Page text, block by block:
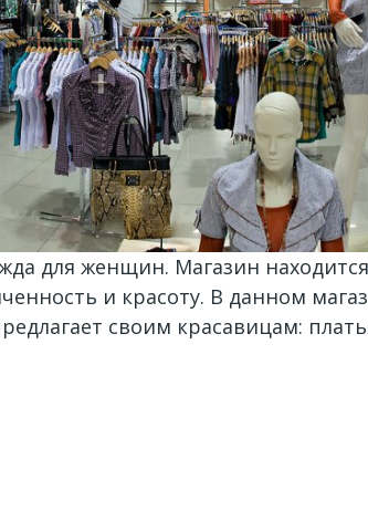
для женщин. Магазин
и красоту. В данном
своим красавицам: